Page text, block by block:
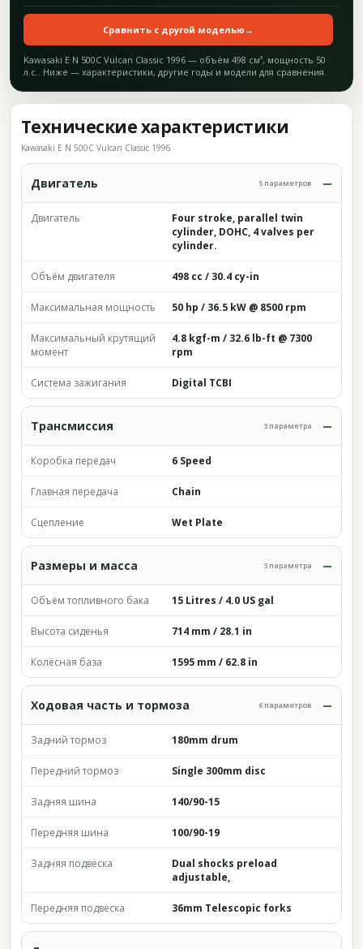
Сравнить с другой моделью →
Kawasaki E N 500C Vulcan Classic 1996 — объём 498 см³, мощность 50
л.с.. Ниже — характеристики, другие годы и модели для сравнения.
Технические характеристики
Kawasaki E N 500C Vulcan Classic 1996
Двигатель 5 параметров
Двигатель
Four stroke, parallel twin
cylinder, DOHC, 4 valves per
cylinder.
Объём двигателя 498 cc / 30.4 cy-in
Максимальная мощность 50 hp / 36.5 kW @ 8500 rpm
Максимальный крутящий
момент
4.8 kgf-m / 32.6 lb-ft @ 7300
rpm
Система зажигания Digital TCBI
Трансмиссия 3 параметра
Коробка передач 6 Speed
Главная передача Chain
Сцепление Wet Plate
Размеры и масса 3 параметра
Объём топливного бака 15 Litres / 4.0 US gal
Высота сиденья 714 mm / 28.1 in
Колёсная база 1595 mm / 62.8 in
Ходовая часть и тормоза 6 параметров
Задний тормоз 180mm drum
Передний тормоз Single 300mm disc
Задняя шина 140/90-15
Передняя шина 100/90-19
Задняя подвеска
Dual shocks preload
adjustable,
Передняя подвеска 36mm Telescopic forks